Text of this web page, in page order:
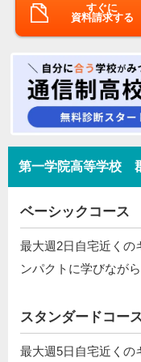
すぐに
資料請求する
第一学院高等学校
ベーシックコース
最大週2日自宅近くの
ンパクトに学びなが
スタンダードコー
最大週5日自宅近くの